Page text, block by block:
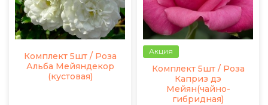
Комплект 5шт / Роза
Альба Мейяндекор
(кустовая)
Акция
Комплект 5шт / Роза
Каприз дэ
Мейян(чайно-
гибридная)